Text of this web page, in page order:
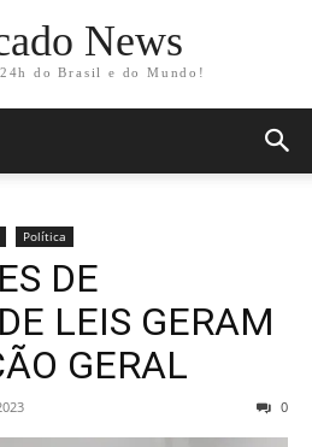
News
do Brasil e do Mundo!
Política
DE
LEIS GERAM
GERAL
0